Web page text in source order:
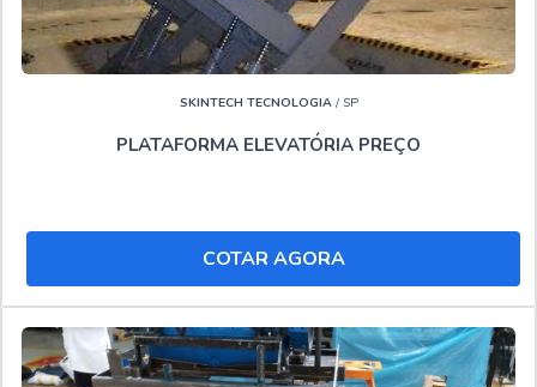
SKINTECH TECNOLOGIA/ SP
PLATAFORMA ELEVATÓRIA PREÇO
COTAR AGORA